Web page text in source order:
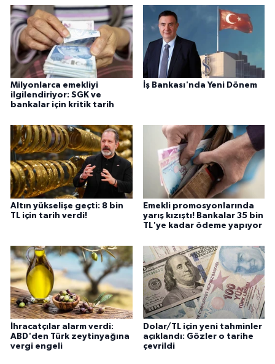
Milyonlarca emekliyi
ilgilendiriyor: SGK ve
bankalar için kritik tarih
İş Bankası'nda Yeni Dönem
Altın yükselişe geçti: 8 bin
TL için tarih verdi!
Emekli promosyonlarında
yarış kızıştı! Bankalar 35 bin
TL'ye kadar ödeme yapıyor
İhracatçılar alarm verdi:
ABD'den Türk zeytinyağına
vergi engeli
Dolar/TL için yeni tahminler
açıklandı: Gözler o tarihe
çevrildi